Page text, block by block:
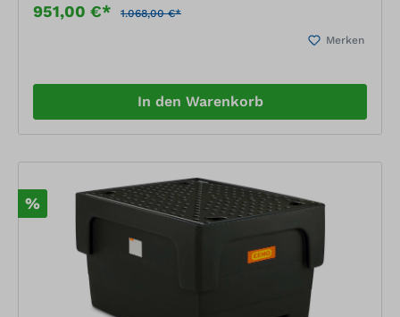
(PE), korrosionsbeständig, hohe chemische
951,00 €* 1.068,00 €*
Merken
In den Warenkorb
%